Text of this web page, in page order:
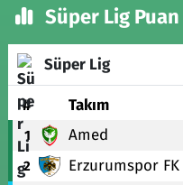
Süper Lig
Süper Lig
# Takım
1 Amed
2 Erzurumspor FK